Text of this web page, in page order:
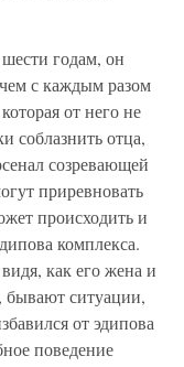
годам, он
с каждым разом
от него не
соблазнить отца,
созревающей
приревновать
происходить и
комплекса.
как его жена и
бывают ситуации,
от эдипова
поведение